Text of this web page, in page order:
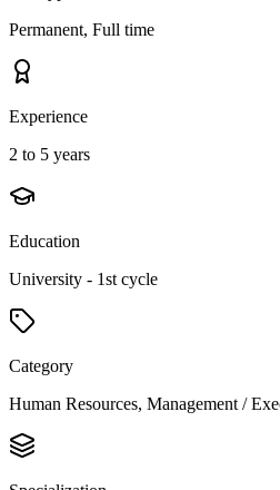
Permanent, Full time
Experience
2 to 5 years
Education
University - 1st cycle
Category
Human Resources, Management /